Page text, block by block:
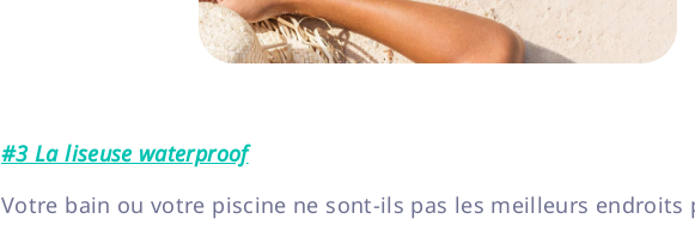
#3 La liseuse waterproof
Votre bain ou votre piscine ne sont-ils pas les meilleurs endroits